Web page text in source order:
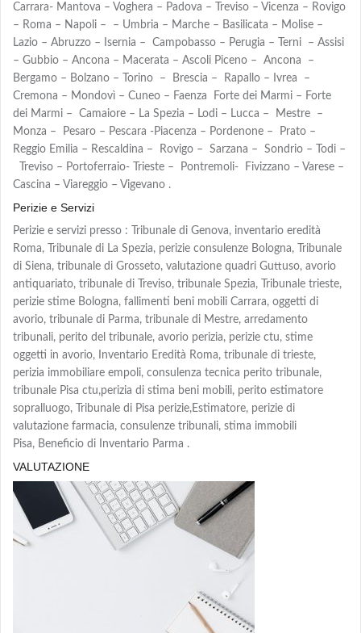
Carrara- Mantova – Voghera – Padova – Treviso – Vicenza – Rovigo
– Roma – Napoli – – Umbria – Marche – Basilicata – Molise –
Lazio – Abruzzo – Isernia – Campobasso – Perugia – Terni – Assisi
– Gubbio – Ancona – Macerata – Ascoli Piceno – Ancona –
Bergamo – Bolzano – Torino – Brescia – Rapallo – Ivrea –
Cremona – Mondovì – Cuneo – Faenza Forte dei Marmi – Forte
dei Marmi – Camaiore – La Spezia – Lodi – Lucca – Mestre –
Monza – Pesaro – Pescara -Piacenza – Pordenone – Prato –
Reggio Emilia – Rescaldina – Rovigo – Sarzana – Sondrio – Todi –
Treviso – Portoferraio- Trieste – Pontremoli- Fivizzano – Varese –
Cascina – Viareggio – Vigevano .
Perizie e Servizi
Perizie e servizi presso : Tribunale di Genova, inventario eredità
Roma, Tribunale di La Spezia, perizie consulenze Bologna, Tribunale
di Siena, tribunale di Grosseto, valutazione quadri Guttuso, avorio
antiquariato, tribunale di Treviso, tribunale Spezia, Tribunale trieste,
perizie stime Bologna, fallimenti beni mobili Carrara, oggetti di
avorio, tribunale di Parma, tribunale di Mestre, arredamento
tribunali, perito del tribunale, avorio perizia, perizie ctu, stime
oggetti in avorio, Inventario Eredità Roma, tribunale di trieste,
perizia immobiliare empoli, consulenza tecnica perito tribunale,
tribunale Pisa ctu,perizia di stima beni mobili, perito estimatore
sopralluogo, Tribunale di Pisa perizie,Estimatore, perizie di
valutazione farmacia, consulenze tribunali, stima immobili
Pisa, Beneficio di Inventario Parma .
VALUTAZIONE